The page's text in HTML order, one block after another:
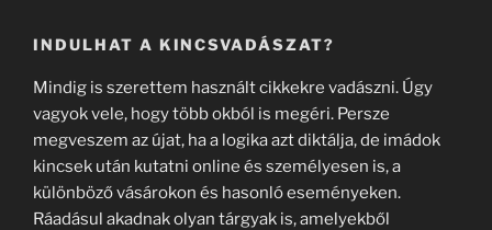
INDULHAT A KINCSVADÁSZAT?
Mindig is szerettem használt cikkekre vadászni. Úgy
vagyok vele, hogy több okból is megéri. Persze
megveszem az újat, ha a logika azt diktálja, de imádok
kincsek után kutatni online és személyesen is, a
különböző vásárokon és hasonló eseményeken.
Ráadásul akadnak olyan tárgyak is, amelyekből